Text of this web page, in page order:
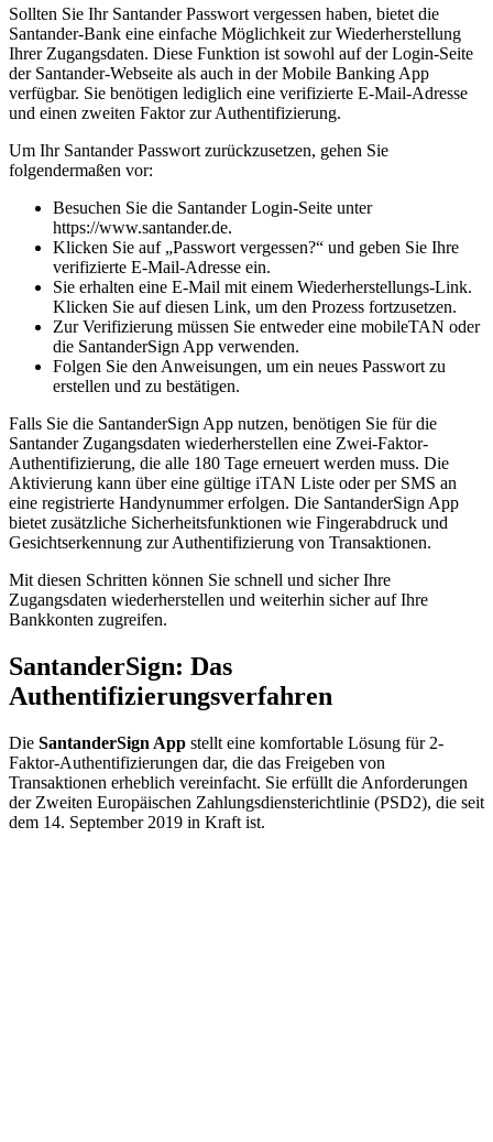
Sollten Sie Ihr Santander Passwort vergessen haben, bietet die
Santander-Bank eine einfache Möglichkeit zur Wiederherstellung
Ihrer Zugangsdaten. Diese Funktion ist sowohl auf der Login-Seite
der Santander-Webseite als auch in der Mobile Banking App
verfügbar. Sie benötigen lediglich eine verifizierte E-Mail-Adresse
und einen zweiten Faktor zur Authentifizierung.
Um Ihr Santander Passwort zurückzusetzen, gehen Sie
folgendermaßen vor:
Besuchen Sie die Santander Login-Seite unter
https://www.santander.de.
Klicken Sie auf „Passwort vergessen?“ und geben Sie Ihre
verifizierte E-Mail-Adresse ein.
Sie erhalten eine E-Mail mit einem Wiederherstellungs-Link.
Klicken Sie auf diesen Link, um den Prozess fortzusetzen.
Zur Verifizierung müssen Sie entweder eine mobileTAN oder
die SantanderSign App verwenden.
Folgen Sie den Anweisungen, um ein neues Passwort zu
erstellen und zu bestätigen.
Falls Sie die SantanderSign App nutzen, benötigen Sie für die
Santander Zugangsdaten wiederherstellen eine Zwei-Faktor-
Authentifizierung, die alle 180 Tage erneuert werden muss. Die
Aktivierung kann über eine gültige iTAN Liste oder per SMS an
eine registrierte Handynummer erfolgen. Die SantanderSign App
bietet zusätzliche Sicherheitsfunktionen wie Fingerabdruck und
Gesichtserkennung zur Authentifizierung von Transaktionen.
Mit diesen Schritten können Sie schnell und sicher Ihre
Zugangsdaten wiederherstellen und weiterhin sicher auf Ihre
Bankkonten zugreifen.
SantanderSign: Das
Authentifizierungsverfahren
Die SantanderSign App stellt eine komfortable Lösung für 2-
Faktor-Authentifizierungen dar, die das Freigeben von
Transaktionen erheblich vereinfacht. Sie erfüllt die Anforderungen
der Zweiten Europäischen Zahlungsdiensterichtlinie (PSD2), die seit
dem 14. September 2019 in Kraft ist.